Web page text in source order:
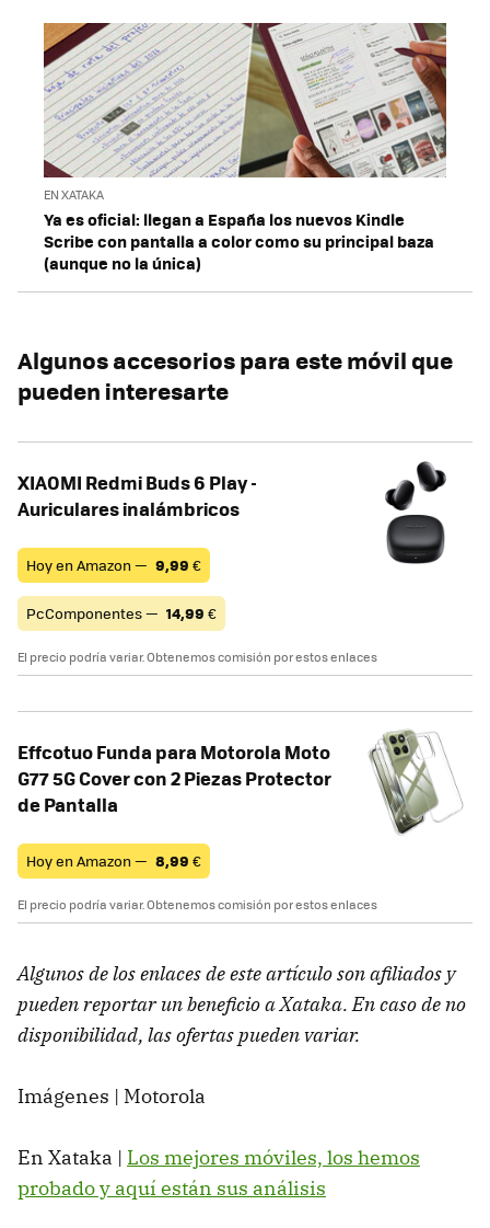
EN XATAKA
Ya es oficial: llegan a España los nuevos Kindle
Scribe con pantalla a color como su principal baza
(aunque no la única)
Algunos accesorios para este móvil que
pueden interesarte
XIAOMI Redmi Buds 6 Play -
Auriculares inalámbricos
Hoy en Amazon — 9,99 €
PcComponentes — 14,99 €
El precio podría variar. Obtenemos comisión por estos enlaces
Effcotuo Funda para Motorola Moto
G77 5G Cover con 2 Piezas Protector
de Pantalla
Hoy en Amazon — 8,99 €
El precio podría variar. Obtenemos comisión por estos enlaces
Algunos de los enlaces de este artículo son afiliados y
pueden reportar un beneficio a Xataka. En caso de no
disponibilidad, las ofertas pueden variar.
Imágenes | Motorola
En Xataka | Los mejores móviles, los hemos
probado y aquí están sus análisis